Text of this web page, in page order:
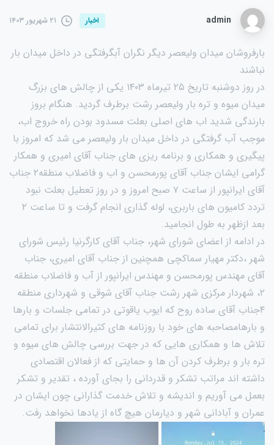
admin اخبار ۲۱ شهریور ۱۴۰۳
بارفروشان میدان ولیعصر دیگر نگران آبگرفتگی در داخل میدان بار
نباشند
در روز دوشنبه تاریخ ۲۵ تیرماه ۱۴۰۳ یکی از چالش های بزرگ
میدان میوه و تره بار ولیعصر رشت برطرف گردید. هنگام بروز
بارندگی شدید اب های اصلی بعلت مسدود بودن راه خروج اب،
موجب آب گرفتگی در داخل میدان بار ولیعصر می شد که امروز با
پیگیری و همکاری و برنامه ریزی های جناب آقای امیری و همکار
گرامی ایشان جناب آقای پورمحسن و اب و فاضلاب منطقه۲ جناب
آقای ایرانپور از ساعت ۷ صبح امروز و در روز تعطیل بعلت نبود
تردد کامیون های باربری، لوله گذاری انجام گرفت و تا ساعت ۲
بعد ازظهر به طول انجامید.
در ادامه از اعضای شورای شهر، جناب آقای کارگرنیا رئیس شورای
شهر ،دکتر مهیار سماکچی همچنین از جناب آقای امیری، جناب
آقای مهندس پورمحسن و مهندس ایرانپور از آب و فاضلاب منطقه
۲، شهردار مرکزی شهر رشت جناب آقای شوقی و شهرداری منطقه
۴جناب آقای ساده روح که ایوب یاقوتی در تمامی جلسات و بارها
و بارهامصاحبه های خود با روزنامه های کثیرالانتشار برای تمامی
تلاش ها و همکاری هایی که در جهت بررسی چالش های میوه و
تره بار و برطرف کردن آن ها و حمایتی که از فعالان اقتصادی
داشته اند مراتب تشکر و قدردانی را بجای آورده ، تقدیر و تشکر
بعمل می آوریم و اندیشه و تلاش خدمت گذارانی چون ایشان در
عمران و آبادانی شهر و دیارمان هیچ گاه از یادها نخواهد رفت.